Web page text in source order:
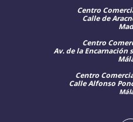
Centro
Calle de
Centro
Av. de la Encarnación
Centro
Calle Alfonso